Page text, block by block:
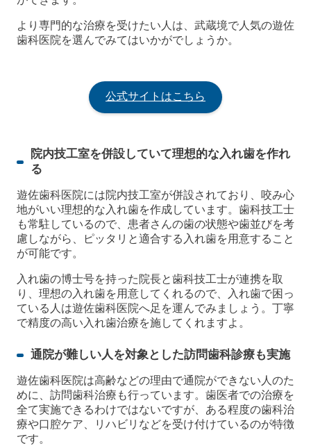
より専門的な治療を受けたい人は、武蔵境で人気の遊佐
歯科医院を選んでみてはいかがでしょうか。
公式サイトはこちら
院内技工室を併設していて理想的な入れ歯を作れ
る
遊佐歯科医院には院内技工室が併設されており、咬み心
地がいい理想的な入れ歯を作成しています。歯科技工士
も常駐しているので、患者さんの歯の状態や歯並びを考
慮しながら、ピッタリと適合する入れ歯を用意すること
が可能です。
入れ歯の博士号を持った院長と歯科技工士が連携を取
り、理想の入れ歯を用意してくれるので、入れ歯で困っ
ている人は遊佐歯科医院へ足を運んでみましょう。丁寧
で精度の高い入れ歯治療を施してくれますよ。
通院が難しい人を対象とした訪問歯科診療も実施
遊佐歯科医院は高齢などの理由で通院ができない人のた
めに、訪問歯科治療も行っています。歯医者での治療を
全て実施できるわけではないですが、ある程度の歯科治
療や口腔ケア、リハビリなどを受け付けているのが特徴
です。